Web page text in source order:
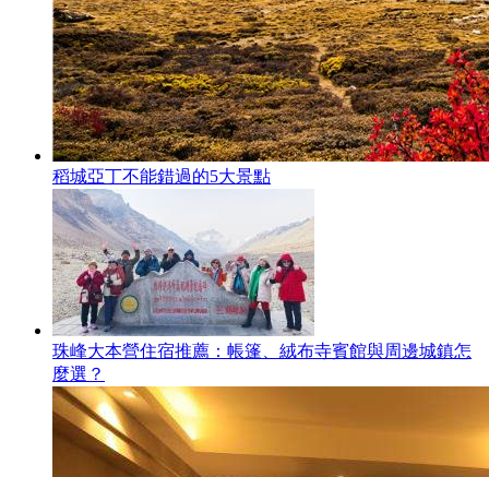
稻城亞丁不能錯過的5大景點
珠峰大本營住宿推薦：帳篷、絨布寺賓館與周邊城鎮怎
麼選？